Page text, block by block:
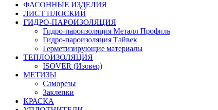
ФАСОННЫЕ ИЗДЕЛИЯ
ЛИСТ ПЛОСКИЙ
ГИДРО-ПАРОИЗОЛЯЦИЯ
Гидро-пароизоляция Металл Профиль
Гидро-пароизоляция Тайвек
Герметизирующие материалы
ТЕПЛОИЗОЛЯЦИЯ
ISOVER (Изовер)
МЕТИЗЫ
Саморезы
Заклепки
КРАСКА